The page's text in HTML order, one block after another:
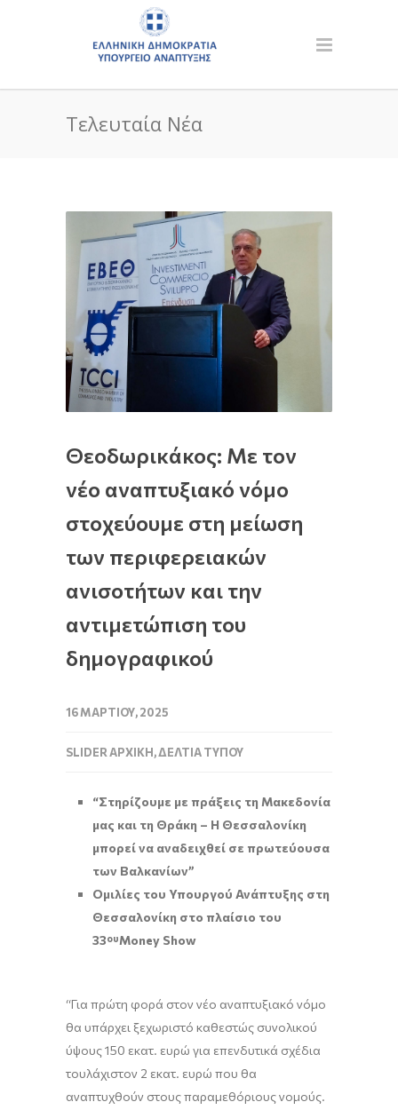
Τελευταία Νέα
Θεοδωρικάκος: Με τον
νέο αναπτυξιακό νόμο
στοχεύουμε στη μείωση
των περιφερειακών
ανισοτήτων και την
αντιμετώπιση του
δημογραφικού
16 ΜΑΡΤΊΟΥ, 2025
SLIDER ΑΡΧΙΚΉ,ΔΕΛΤΊΑ ΤΎΠΟΥ
“Στηρίζουμε με πράξεις τη Μακεδονία
μας και τη Θράκη – Η Θεσσαλονίκη
μπορεί να αναδειχθεί σε πρωτεύουσα
των Βαλκανίων”
Ομιλίες του Υπουργού Ανάπτυξης στη
Θεσσαλονίκη στο πλαίσιο του
33ουMoney Show
“Για πρώτη φορά στον νέο αναπτυξιακό νόμο
θα υπάρχει ξεχωριστό καθεστώς συνολικού
ύψους 150 εκατ. ευρώ για επενδυτικά σχέδια
τουλάχιστον 2 εκατ. ευρώ που θα
αναπτυχθούν στους παραμεθόριους νομούς.